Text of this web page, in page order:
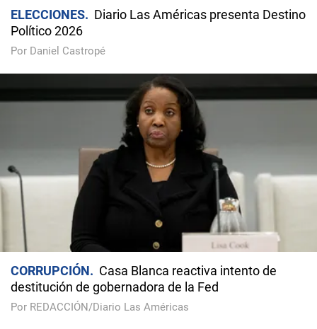
ELECCIONES
Diario Las Américas presenta Destino
Político 2026
Por Daniel Castropé
CORRUPCIÓN
Casa Blanca reactiva intento de
destitución de gobernadora de la Fed
Por REDACCIÓN/Diario Las Américas